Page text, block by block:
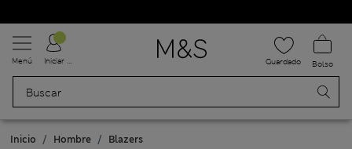
Menú Iniciar sesión Guardado Bolso
Inicio Hombre Blazers